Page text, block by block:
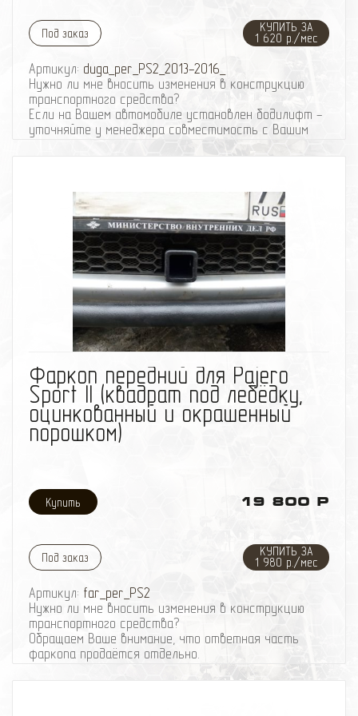
Под заказ
КУПИТЬ ЗА
1 620 р./мес
Артикул: duga_per_PS2_2013-2016_
Нужно ли мне вносить изменения в конструкцию
транспортного средства?
Если на Вашем автомобиле установлен бодилифт -
уточняйте у менеджера совместимость с Вашим
раме из листа 10 мм.
Обращаем Ваше внимание, что при установке
защиты переднего бампера для Pajero Sport II
требуется подрезка штатной защиты.
При отсутствии механических повреждений
гаpантия на покраску всех наших изделий - полгода.
Подробнее о защите Вы можете узнать здесь
Получить подробную консультацию или записаться
на установку, Вы можете по телефону: 8-495-
05
Фаркоп передний для Pajero
Sport II (квадрат под лебёдку,
оцинкованный и окрашенный
порошком)
19 800 Р
Под заказ
КУПИТЬ ЗА
1 980 р./мес
Артикул: far_per_PS2
Нужно ли мне вносить изменения в конструкцию
транспортного средства?
Обращаем Ваше внимание, что ответная часть
фаркопа продаётся отдельно.
Вставка фаркопа под квадрат 50х50 мм Комплект: